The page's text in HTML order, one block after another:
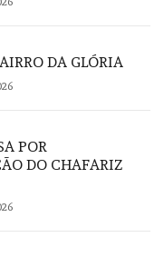
DA GLÓRIA
POR
DO CHAFARIZ